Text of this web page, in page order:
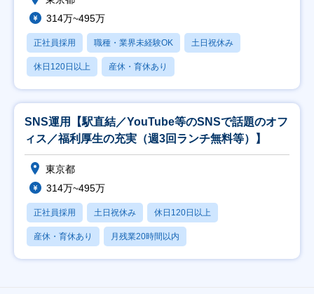
314万~495万
正社員採用 職種・業界未経験OK 土日祝休み
休日120日以上 産休・育休あり
SNS運用【駅直結／YouTube等のSNSで話題のオフ
ィス／福利厚生の充実（週3回ランチ無料等）】
東京都
314万~495万
正社員採用 土日祝休み 休日120日以上
産休・育休あり 月残業20時間以内